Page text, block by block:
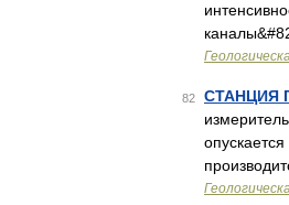
82 СТАНЦИЯ